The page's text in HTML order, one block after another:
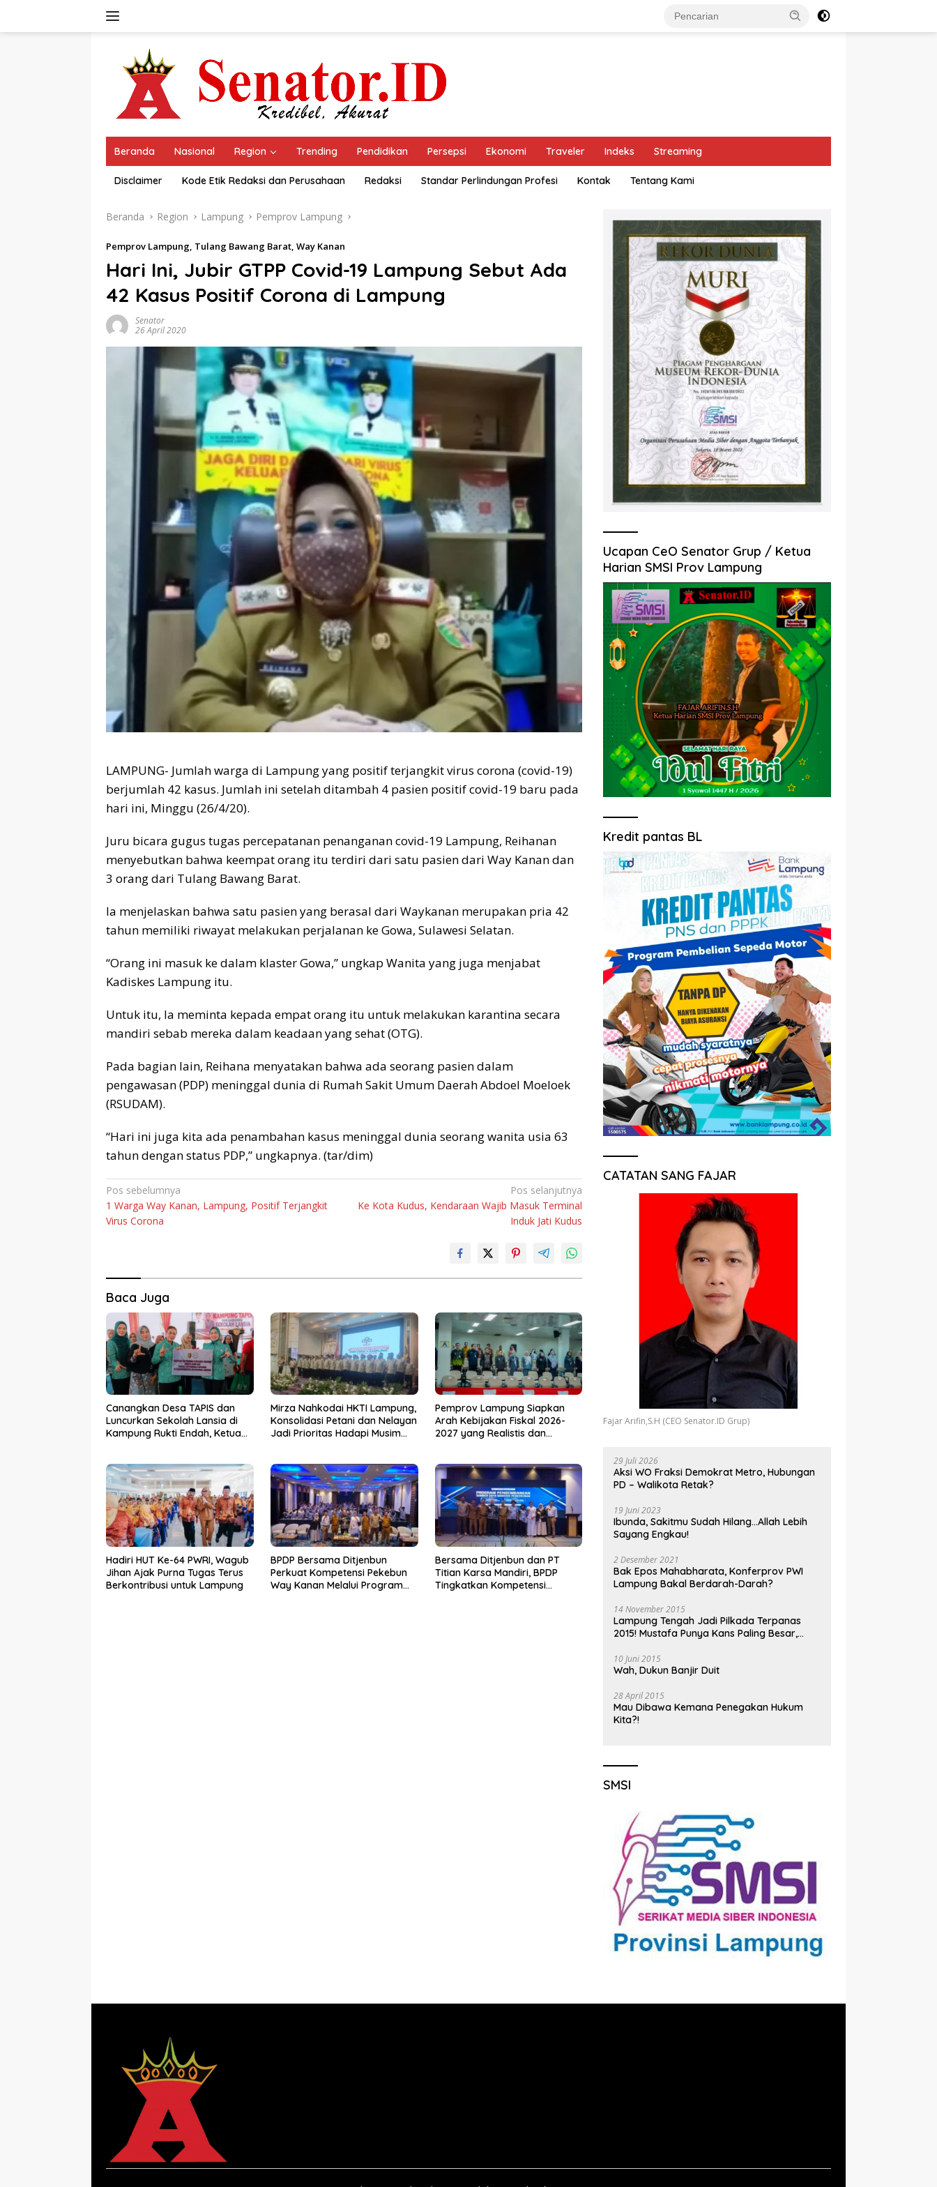
Beranda Nasional Region Trending Pendidikan Persepsi Ekonomi Traveler Indeks Streaming
Disclaimer Kode Etik Redaksi dan Perusahaan Redaksi Standar Perlindungan Profesi Kontak Tentang Kami
Beranda Region Lampung Pemprov Lampung
Pemprov Lampung, Tulang Bawang Barat, Way Kanan
Hari Ini, Jubir GTPP Covid-19 Lampung Sebut Ada
42 Kasus Positif Corona di Lampung
Senator
26 April 2020
LAMPUNG- Jumlah warga di Lampung yang positif terjangkit virus corona (covid-19)
berjumlah 42 kasus. Jumlah ini setelah ditambah 4 pasien positif covid-19 baru pada
hari ini, Minggu (26/4/20).
Juru bicara gugus tugas percepatanan penanganan covid-19 Lampung, Reihanan
menyebutkan bahwa keempat orang itu terdiri dari satu pasien dari Way Kanan dan
3 orang dari Tulang Bawang Barat.
Ia menjelaskan bahwa satu pasien yang berasal dari Waykanan merupakan pria 42
tahun memiliki riwayat melakukan perjalanan ke Gowa, Sulawesi Selatan.
“Orang ini masuk ke dalam klaster Gowa,” ungkap Wanita yang juga menjabat
Kadiskes Lampung itu.
Untuk itu, Ia meminta kepada empat orang itu untuk melakukan karantina secara
mandiri sebab mereka dalam keadaan yang sehat (OTG).
Pada bagian lain, Reihana menyatakan bahwa ada seorang pasien dalam
pengawasan (PDP) meninggal dunia di Rumah Sakit Umum Daerah Abdoel Moeloek
(RSUDAM).
“Hari ini juga kita ada penambahan kasus meninggal dunia seorang wanita usia 63
tahun dengan status PDP,” ungkapnya. (tar/dim)
Navigasi
pos
Pos sebelumnya
1 Warga Way Kanan, Lampung, Positif Terjangkit
Virus Corona
Pos selanjutnya
Ke Kota Kudus, Kendaraan Wajib Masuk Terminal
Induk Jati Kudus
Baca Juga
Canangkan Desa TAPIS dan
Luncurkan Sekolah Lansia di
Kampung Rukti Endah, Ketua
dari Desa
Mirza Nahkodai HKTI Lampung,
Konsolidasi Petani dan Nelayan
Jadi Prioritas Hadapi Musim
Pemprov Lampung Siapkan
Arah Kebijakan Fiskal 2026-
2027 yang Realistis dan
Hadiri HUT Ke-64 PWRI, Wagub
Jihan Ajak Purna Tugas Terus
Berkontribusi untuk Lampung
BPDP Bersama Ditjenbun
Perkuat Kompetensi Pekebun
Way Kanan Melalui Program
Bersama Ditjenbun dan PT
Titian Karsa Mandiri, BPDP
Tingkatkan Kompetensi
Ucapan CeO Senator Grup / Ketua
Harian SMSI Prov Lampung
Kredit pantas BL
CATATAN SANG FAJAR
Fajar Arifin,S.H (CEO Senator.ID Grup)
29 Juli 2026
Aksi WO Fraksi Demokrat Metro, Hubungan
PD – Walikota Retak?
19 Juni 2023
Ibunda, Sakitmu Sudah Hilang…Allah Lebih
Sayang Engkau!
2 Desember 2021
Bak Epos Mahabharata, Konferprov PWI
Lampung Bakal Berdarah-Darah?
14 November 2015
Lampung Tengah Jadi Pilkada Terpanas
2015! Mustafa Punya Kans Paling Besar,
10 Juni 2015
Wah, Dukun Banjir Duit
28 April 2015
Mau Dibawa Kemana Penegakan Hukum
Kita?!
SMSI